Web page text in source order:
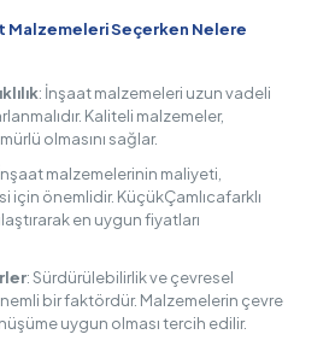
Malzemeleri Seçerken Nelere
: İnşaat malzemeleri uzun vadeli
Kaliteli malzemeler,
olmasını sağlar.
malzemelerinin maliyeti,
için önemlidir. KüçükÇamlıcafarklı
en uygun fiyatları
: Sürdürülebilirlik ve çevresel
bir faktördür. Malzemelerin çevre
uygun olması tercih edilir.